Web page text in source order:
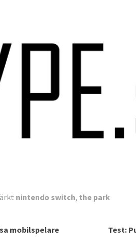
nintendo switch, the park
mobilspelare Test: